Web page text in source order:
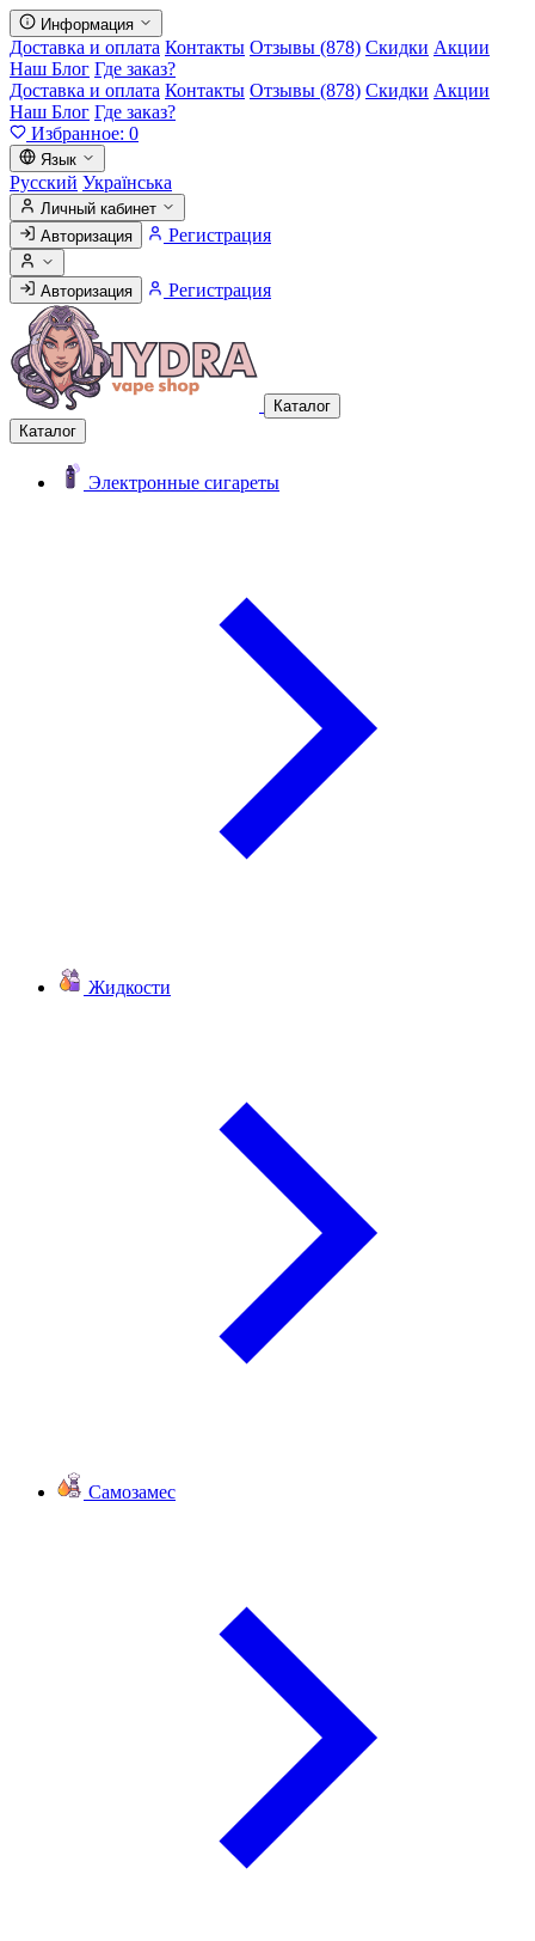
Информация
Доставка и оплата Контакты Отзывы (878) Скидки Акции
Наш Блог Где заказ?
Доставка и оплата Контакты Отзывы (878) Скидки Акции
Наш Блог Где заказ?
Избранное: 0
Язык
Русский Українська
Личный кабинет
Авторизация
Регистрация
Авторизация Регистрация
Каталог
Каталог
Электронные сигареты
Жидкости
Самозамес